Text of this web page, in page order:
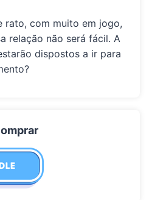
rato, com muito em jogo,
relação não será fácil. A
dispostos a ir para